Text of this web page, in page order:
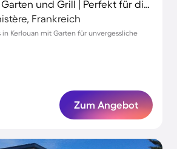
Ferienhaus mit Garten und Grill | Perfekt für die Arbeit von Zuhause
Frankreich
in Kerlouan mit Garten für unvergessliche
Zum Angebot